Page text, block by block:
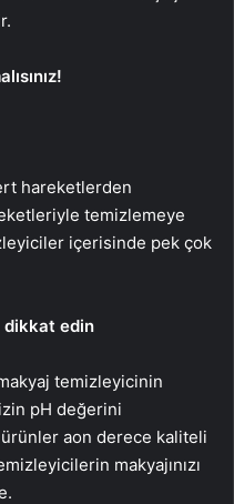
hareketlerden
temizlemeye
içerisinde pek çok
dikkat edin
temizleyicinin
pH değerini
ürünler aon derece kaliteli
makyajınızı